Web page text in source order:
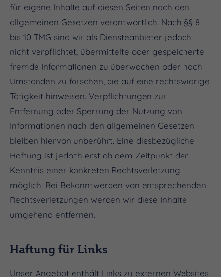
für eigene Inhalte auf diesen Seiten nach den
allgemeinen Gesetzen verantwortlich. Nach §§ 8
bis 10 TMG sind wir als Diensteanbieter jedoch
nicht verpflichtet, übermittelte oder gespeicherte
fremde Informationen zu überwachen oder nach
Umständen zu forschen, die auf eine rechtswidrige
Tätigkeit hinweisen. Verpflichtungen zur
Entfernung oder Sperrung der Nutzung von
Informationen nach den allgemeinen Gesetzen
bleiben hiervon unberührt. Eine diesbezügliche
Haftung ist jedoch erst ab dem Zeitpunkt der
Kenntnis einer konkreten Rechtsverletzung
möglich. Bei Bekanntwerden von entsprechenden
Rechtsverletzungen werden wir diese Inhalte
umgehend entfernen.
Haftung für Links
Unser Angebot enthält Links zu externen Websites